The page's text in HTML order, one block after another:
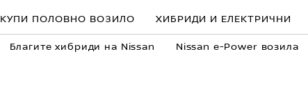
КУПИ ПОЛОВНО ВОЗИЛО ХИБРИДИ И ЕЛЕКТРИЧНИ
Благите хибриди на Nissan Nissan e-Power возила